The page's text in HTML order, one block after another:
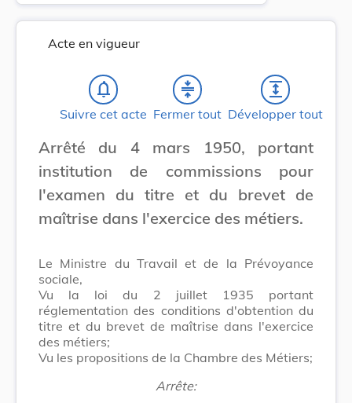
Acte en vigueur
notifications_none
Suivre cet acte
compress
Fermer tout
expand
Développer tout
Arrêté du 4 mars 1950, portant
institution de commissions pour
l'examen du titre et du brevet de
maîtrise dans l'exercice des métiers.
Le Ministre du Travail et de la Prévoyance
sociale,
Vu la loi du 2 juillet 1935 portant
réglementation des conditions d'obtention du
titre et du brevet de maîtrise dans l'exercice
des métiers;
Vu les propositions de la Chambre des Métiers;
Arrête: